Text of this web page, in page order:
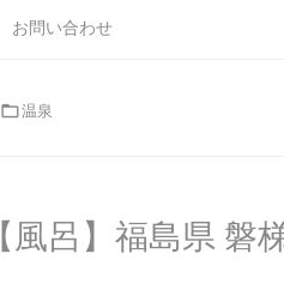
お問い合わせ
温泉
【風呂】福島県